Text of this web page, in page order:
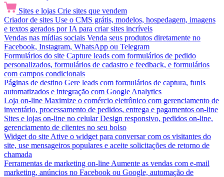
Sites e lojas Crie sites que vendem
Criador de sites Use o CMS grátis, modelos, hospedagem, imagens
e textos gerados por IA para criar sites incríveis
Vendas nas mídias sociais Venda seus produtos diretamente no
Facebook, Instagram, WhatsApp ou Telegram
Formulários do site Capture leads com formulários de pedido
personalizados, formulários de cadastro e feedback, e formulários
com campos condicionais
Páginas de destino Gere leads com formulários de captura, funis
automatizados e integração com Google Analytics
Loja on-line Maximize o comércio eletrônico com gerenciamento de
inventário, processamento de pedidos, entrega e pagamentos on-line
Sites e lojas on-line no celular Design responsivo, pedidos on-line,
gerenciamento de clientes no seu bolso
Widget do site Ative o widget para conversar com os visitantes do
site, use mensageiros populares e aceite solicitações de retorno de
chamada
Ferramentas de marketing on-line Aumente as vendas com e-mail
marketing, anúncios no Facebook ou Google, automação de